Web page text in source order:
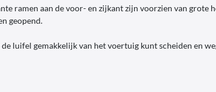
ramen aan de voor- en zijkant zijn voorzien van
geopend.
luifel gemakkelijk van het voertuig kunt scheiden en